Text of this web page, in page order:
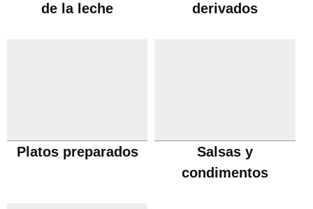
de la leche
derivados
Platos preparados
Salsas y
condimentos